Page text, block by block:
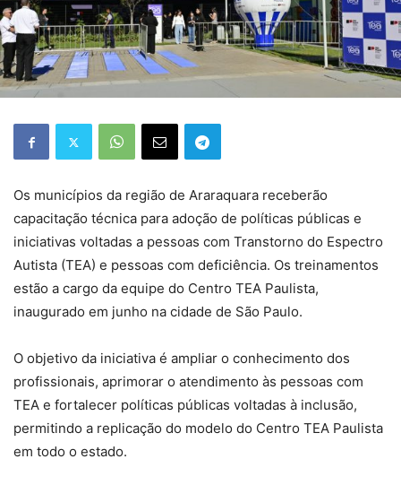
Os municípios da região de Araraquara receberão
capacitação técnica para adoção de políticas públicas e
iniciativas voltadas a pessoas com Transtorno do Espectro
Autista (TEA) e pessoas com deficiência. Os treinamentos
estão a cargo da equipe do Centro TEA Paulista,
inaugurado em junho na cidade de São Paulo.
O objetivo da iniciativa é ampliar o conhecimento dos
profissionais, aprimorar o atendimento às pessoas com
TEA e fortalecer políticas públicas voltadas à inclusão,
permitindo a replicação do modelo do Centro TEA Paulista
em todo o estado.